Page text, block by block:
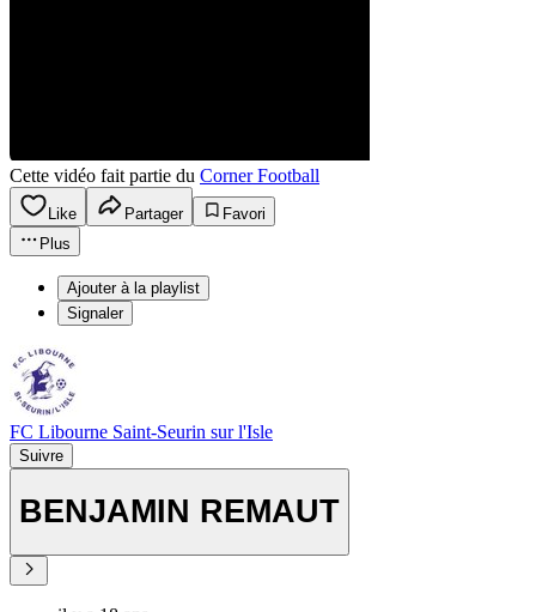
Cette vidéo fait partie du Corner Football
Like Partager
Favori
Plus
Ajouter à la playlist
Signaler
FC Libourne Saint-Seurin sur l'Isle
Suivre
BENJAMIN REMAUT